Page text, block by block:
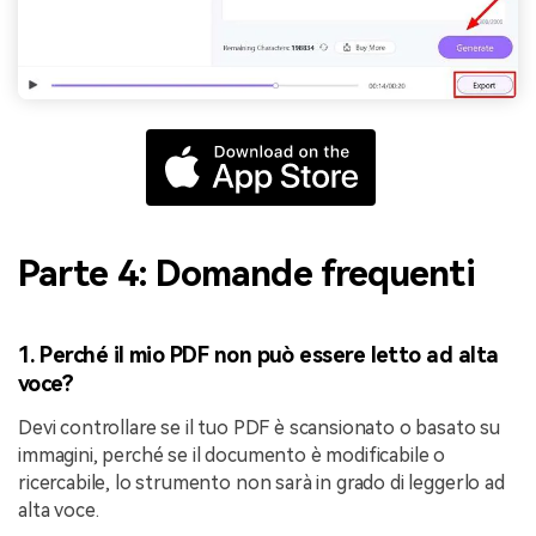
Parte 4: Domande frequenti
1. Perché il mio PDF non può essere letto ad alta
voce?
Devi controllare se il tuo PDF è scansionato o basato su
immagini, perché se il documento è modificabile o
ricercabile, lo strumento non sarà in grado di leggerlo ad
alta voce.